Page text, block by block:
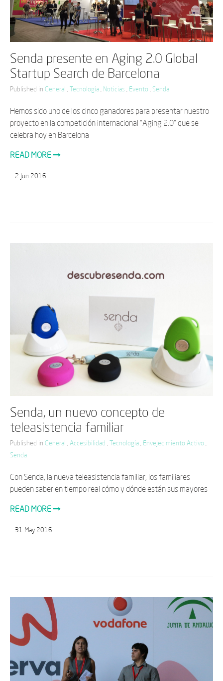
Senda presente en Aging 2.0 Global
Startup Search de Barcelona
Published in General , Tecnología , Noticias , Evento , Senda
Hemos sido uno de los cinco ganadores para presentar nuestro
proyecto en la competición internacional "Aging 2.0" que se
celebra hoy en Barcelona
READ MORE
2 Jun 2016
Senda, un nuevo concepto de
teleasistencia familiar
Published in General , Accesibilidad , Tecnología , Envejecimiento Activo ,
Senda
Con Senda, la nueva teleasistencia familiar, los familiares
pueden saber en tiempo real cómo y dónde están sus mayores
READ MORE
31 May 2016